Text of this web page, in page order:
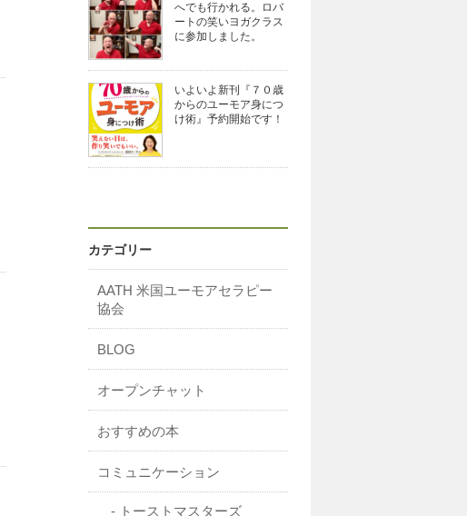
へでも行かれる。ロバ
ートの笑いヨガクラス
に参加しました。
いよいよ新刊『７０歳
からのユーモア身につ
け術』予約開始です！
カテゴリー
AATH 米国ユーモアセラピー
協会
BLOG
オープンチャット
おすすめの本
コミュニケーション
トーストマスターズ